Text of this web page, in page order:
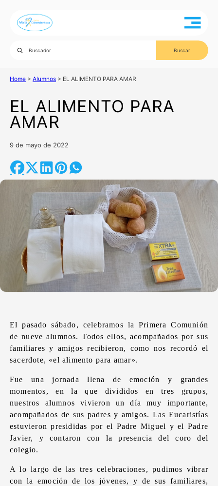
Home > Alumnos > EL ALIMENTO PARA AMAR
EL ALIMENTO PARA
AMAR
9 de mayo de 2022
El pasado sábado, celebramos la Primera Comunión
de nueve alumnos. Todos ellos, acompañados por sus
familiares y amigos recibieron, como nos recordó el
sacerdote, «el alimento para amar».
Fue una jornada llena de emoción y grandes
momentos, en la que divididos en tres grupos,
nuestros alumnos vivieron un día muy importante,
acompañados de sus padres y amigos. Las Eucaristías
estuvieron presididas por el Padre Miguel y el Padre
Javier, y contaron con la presencia del coro del
colegio.
A lo largo de las tres celebraciones, pudimos vibrar
con la emoción de los jóvenes, y de sus familiares,